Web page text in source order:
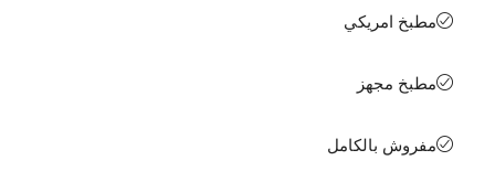
مطبخ امريكي
مطبخ مجهز
مفروش بالكامل